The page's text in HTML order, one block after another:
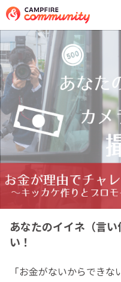
あなたのイイネ（言
い！
「お金がないからでき